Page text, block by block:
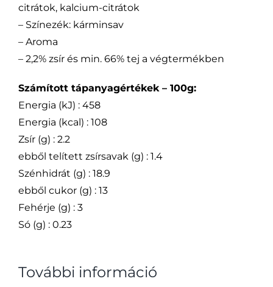
citrátok, kalcium-citrátok
– Színezék: kárminsav
– Aroma
– 2,2% zsír és min. 66% tej a végtermékben
Számított tápanyagértékek – 100g:
Energia (kJ) : 458
Energia (kcal) : 108
Zsír (g) : 2.2
ebből telített zsírsavak (g) : 1.4
Szénhidrát (g) : 18.9
ebből cukor (g) : 13
Fehérje (g) : 3
Só (g) : 0.23
További információ